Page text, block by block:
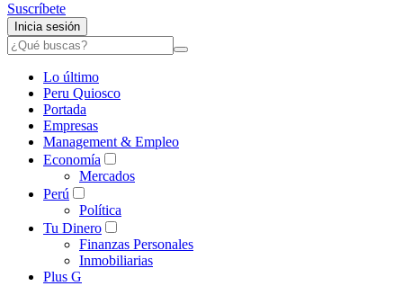
Suscríbete
Inicia sesión
Lo último
Peru Quiosco
Portada
Empresas
Management & Empleo
Economía
Mercados
Perú
Política
Tu Dinero
Finanzas Personales
Inmobiliarias
Plus G